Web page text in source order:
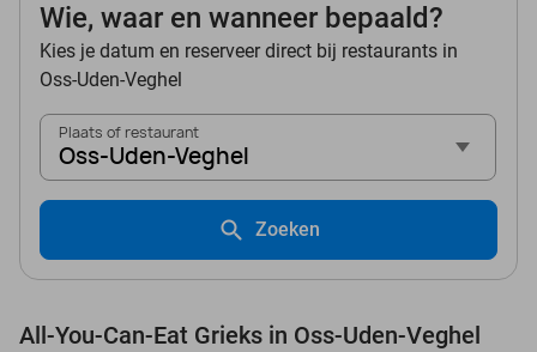
Wie, waar en wanneer bepaald?
Kies je datum en reserveer direct bij restaurants in
Oss-Uden-Veghel
Plaats of restaurant
Oss-Uden-Veghel
Zoeken
All-You-Can-Eat Grieks in Oss-Uden-Veghel